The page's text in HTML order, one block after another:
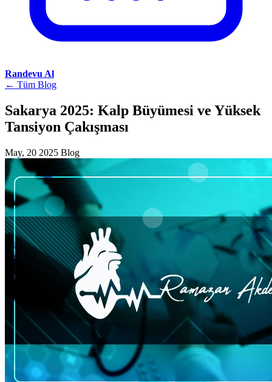
Randevu Al
← Tüm Blog
Sakarya 2025: Kalp Büyümesi ve Yüksek
Tansiyon Çakışması
May, 20 2025 Blog